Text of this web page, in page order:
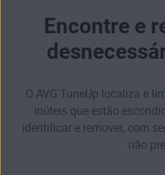
Encontre e
O AVG TuneUp localiza e
inúteis que estão
identificar e remover, com
não